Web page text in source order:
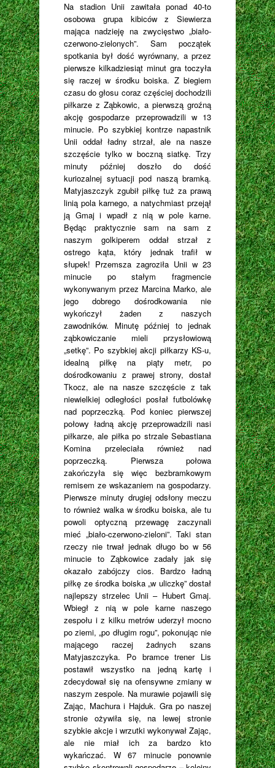
Na stadion Unii zawitała ponad 40-to
osobowa grupa kibiców z Siewierza
mająca nadzieję na zwycięstwo „biało-
czerwono-zielonych”. Sam początek
spotkania był dość wyrównany, a przez
pierwsze kilkadziesiąt minut gra toczyła
się raczej w środku boiska. Z biegiem
czasu do głosu coraz częściej dochodzili
piłkarze z Ząbkowic, a pierwszą groźną
akcję gospodarze przeprowadzili w 13
minucie. Po szybkiej kontrze napastnik
Unii oddał ładny strzał, ale na nasze
szczęście tylko w boczną siatkę. Trzy
minuty później doszło do dość
kuriozalnej sytuacji pod naszą bramką.
Matyjaszczyk zgubił piłkę tuż za prawą
linią pola karnego, a natychmiast przejął
ją Gmaj i wpadł z nią w pole karne.
Będąc praktycznie sam na sam z
naszym golkiperem oddał strzał z
ostrego kąta, który jednak trafił w
słupek! Przemsza zagroziła Unii w 23
minucie po stałym fragmencie
wykonywanym przez Marcina Marko, ale
jego dobrego dośrodkowania nie
wykończył żaden z naszych
zawodników. Minutę później to jednak
ząbkowiczanie mieli przysłowiową
„setkę”. Po szybkiej akcji piłkarzy KS-u,
idealną piłkę na piąty metr, po
dośrodkowaniu z prawej strony, dostał
Tkocz, ale na nasze szczęście z tak
niewielkiej odległości posłał futbolówkę
nad poprzeczką. Pod koniec pierwszej
połowy ładną akcję przeprowadzili nasi
piłkarze, ale piłka po strzale Sebastiana
Komina przeleciała również nad
poprzeczką. Pierwsza połowa
zakończyła się więc bezbramkowym
remisem ze wskazaniem na gospodarzy.
Pierwsze minuty drugiej odsłony meczu
to również walka w środku boiska, ale tu
powoli optyczną przewagę zaczynali
mieć „biało-czerwono-zieloni”. Taki stan
rzeczy nie trwał jednak długo bo w 56
minucie to Ząbkowice zadały jak się
okazało zabójczy cios. Bardzo ładną
piłkę ze środka boiska „w uliczkę” dostał
najlepszy strzelec Unii – Hubert Gmaj.
Wbiegł z nią w pole karne naszego
zespołu i z kilku metrów uderzył mocno
po ziemi, „po długim rogu”, pokonując nie
mającego raczej żadnych szans
Matyjaszczyka. Po bramce trener Lis
postawił wszystko na jedną kartę i
zdecydował się na ofensywne zmiany w
naszym zespole. Na murawie pojawili się
Zając, Machura i Hajduk. Gra po naszej
stronie ożywiła się, na lewej stronie
szybkie akcje i wrzutki wykonywał Zając,
ale nie miał ich za bardzo kto
wykańczać. W 67 minucie ponownie